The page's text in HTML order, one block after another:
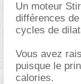
Un moteur
différences
cycles de
Vous avez
puisque le
calories.